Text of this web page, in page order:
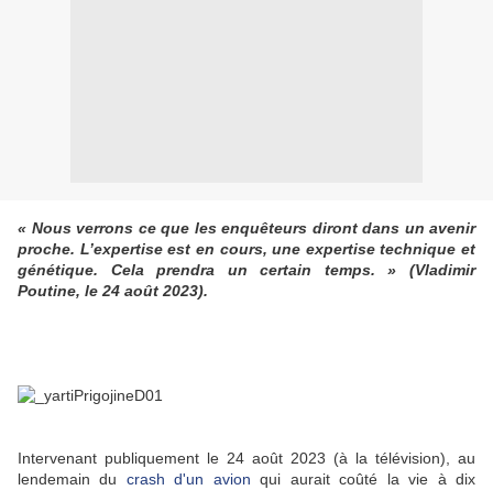
« Nous verrons ce que les enquêteurs diront dans un avenir
proche. L’expertise est en cours, une expertise technique et
génétique. Cela prendra un certain temps. » (Vladimir
Poutine, le 24 août 2023).
Intervenant publiquement le 24 août 2023 (à la télévision), au
lendemain du crash d'un avion qui aurait coûté la vie à dix